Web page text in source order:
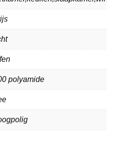
polyamide